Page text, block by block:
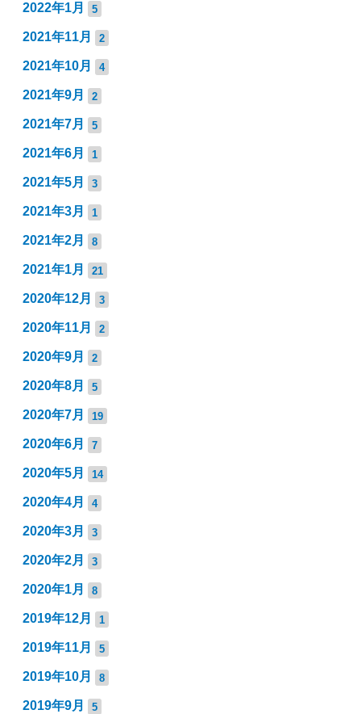
2022年1月 5
2021年11月 2
2021年10月 4
2021年9月 2
2021年7月 5
2021年6月 1
2021年5月 3
2021年3月 1
2021年2月 8
2021年1月 21
2020年12月 3
2020年11月 2
2020年9月 2
2020年8月 5
2020年7月 19
2020年6月 7
2020年5月 14
2020年4月 4
2020年3月 3
2020年2月 3
2020年1月 8
2019年12月 1
2019年11月 5
2019年10月 8
2019年9月 5